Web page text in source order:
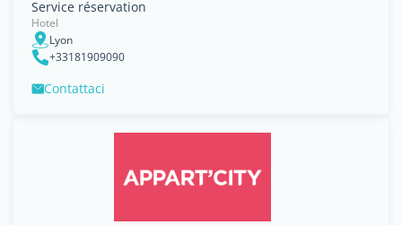
Service réservation
Hotel
Lyon
+33181909090
Contattaci